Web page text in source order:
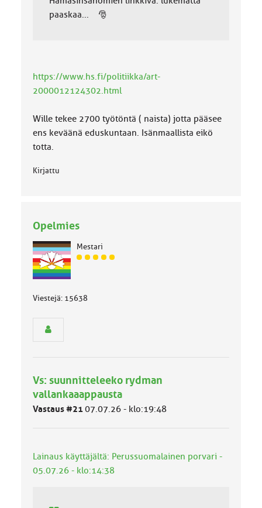
paaskaa... 🎅
https://www.hs.fi/politiikka/art-
2000012124302.html
Wille tekee 2700 työtöntä ( naista) jotta pääsee
ens keväänä eduskuntaan. Isänmaallista eikö
totta.
Kirjattu
Opelmies
Mestari
J
e
n
u
o
k
Viestejä: 15638
Vs: suunnitteleeko rydman
vallankaaappausta
Vastaus #2107.07.26 - klo:19:48
Lainaus käyttäjältä: Perussuomalainen porvari -
05.07.26 - klo:14:38